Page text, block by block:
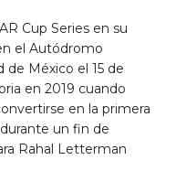
Cup Series en su
el Autódromo
de México el 15 de
en 2019 cuando
en la primera
un fin de
Rahal Letterman